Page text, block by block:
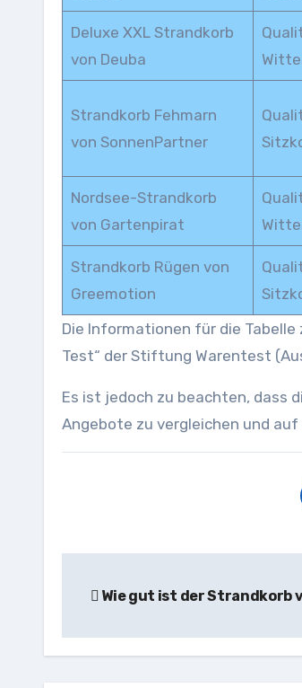
Deluxe XXL Strandkorb
von Deuba
Strandkorb Fehmarn
von SonnenPartner
Nordsee-Strandkorb
von Gartenpirat
Strandkorb Rügen von
Greemotion
Die Informationen für die
Test“ der Stiftung Warentest
Es ist jedoch zu beachten, dass
Angebote zu vergleichen und
Wie gut ist der Strandkorb